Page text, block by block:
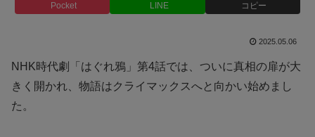
Pocket LINE コピー
2025.05.06
NHK時代劇「はぐれ鴉」第4話では、ついに真相の扉が大
きく開かれ、物語はクライマックスへと向かい始めまし
た。